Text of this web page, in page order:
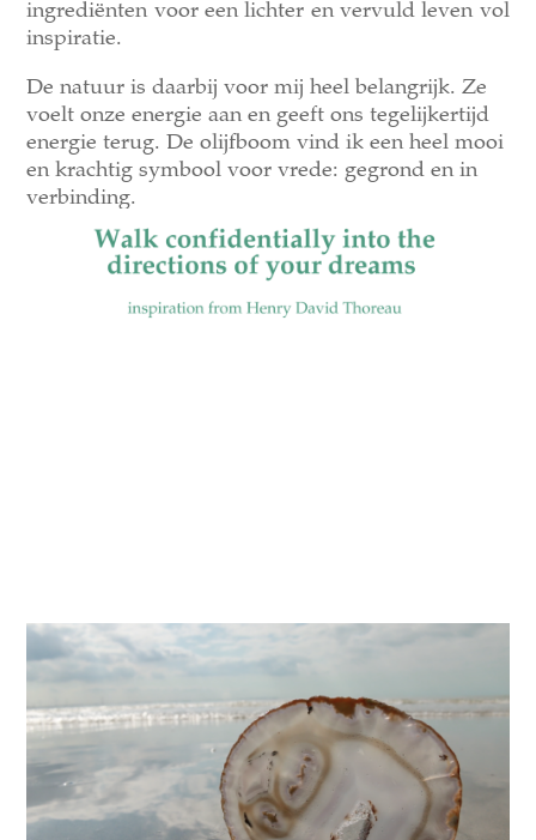
ingrediënten voor een lichter en vervuld leven vol
inspiratie.
De natuur is daarbij voor mij heel belangrijk. Ze
voelt onze energie aan en geeft ons tegelijkertijd
energie terug. De olijfboom vind ik een heel mooi
en krachtig symbool voor vrede: gegrond en in
verbinding.